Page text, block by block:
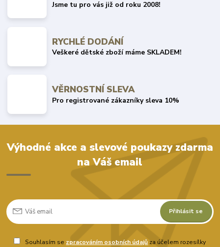
Jsme tu pro vás již od roku 2008!
RYCHLÉ DODÁNÍ
Veškeré dětské zboží máme SKLADEM!
VĚRNOSTNÍ SLEVA
Pro registrované zákazníky sleva 10%
Výhodné akce a slevové poukazy zdarma
na Váš email
Přihlásit se
Souhlasím se zpracováním osobních údajů za účelem rozesílky